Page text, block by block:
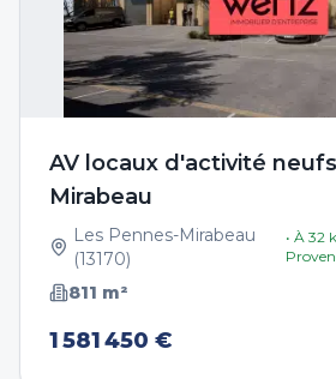
AV locaux d'activité
Mirabeau
Les Pennes-Mirabeau
(13170)
• À 32
811 m²
1 581 450 €